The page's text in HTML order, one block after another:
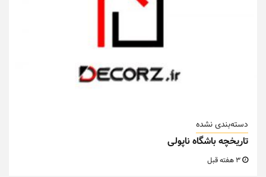
دسته‌بندی نشده
تاریخچه باشگاه ناپولی